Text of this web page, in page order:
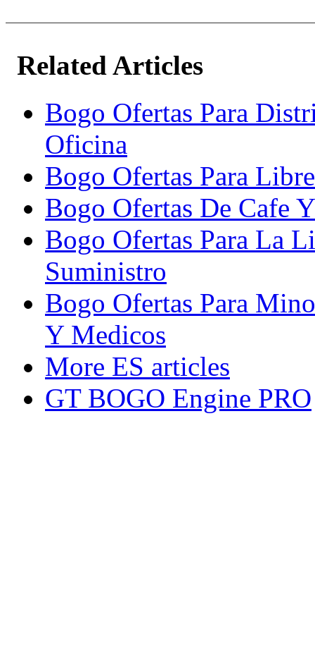
Related Articles
Bogo Ofertas Para
Oficina
Bogo Ofertas Para
Bogo Ofertas De Cafe
Bogo Ofertas Para La
Suministro
Bogo Ofertas Para
Y Medicos
More ES articles
GT BOGO Engine PRO